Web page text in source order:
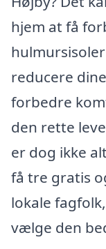
hjem at få
reducere
forbedre
den rette
er dog ikke
få tre gratis
lokale
vælge den